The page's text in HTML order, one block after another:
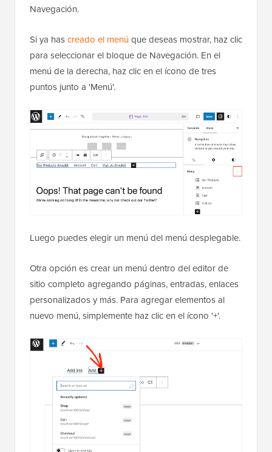
Navegación.
Si ya hascreado el menúque deseas mostrar, haz clic
para seleccionar el bloque de Navegación. En el
menú de la derecha, haz clic en el ícono de tres
puntos junto a 'Menú'.
Luego puedes elegir un menú del menú desplegable.
Otra opción es crear un menú dentro del editor de
sitio completo agregando páginas, entradas, enlaces
personalizados y más. Para agregar elementos al
nuevo menú, simplemente haz clic en el ícono '+'.